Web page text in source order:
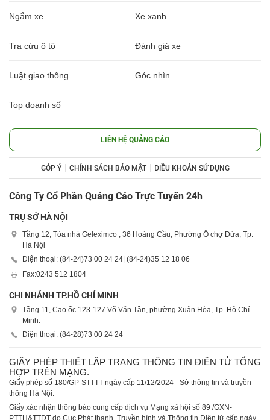
Ngắm xe Xe xanh
Tra cứu ô tô Đánh giá xe
Luật giao thông Góc nhìn
Top doanh số
LIÊN HỆ QUẢNG CÁO
GÓP Ý CHÍNH SÁCH BẢO MẬT ĐIỀU KHOẢN SỬ DỤNG
Công Ty Cổ Phần Quảng Cáo Trực Tuyến 24h
TRỤ SỞ HÀ NỘI
Tầng 12, Tòa nhà Geleximco , 36 Hoàng Cầu, Phường Ô chợ Dừa, Tp.
Hà Nội
Điện thoại: (84-24)73 00 24 24 | (84-24)35 12 18 06
Fax:0243 512 1804
CHI NHÁNH TP.HỒ CHÍ MINH
Tầng 11, Cao ốc 123-127 Võ Văn Tần, phường Xuân Hòa, Tp. Hồ Chí
Minh.
Điện thoại: (84-28)73 00 24 24
GIẤY PHÉP THIẾT LẬP TRANG THÔNG TIN ĐIỆN TỬ TỔNG
HỢP TRÊN MẠNG.
Giấy phép số 180/GP-STTTT ngày cấp 11/12/2024 - Sở thông tin và truyền
thông Hà Nội.
Giấy xác nhận thông báo cung cấp dịch vụ Mạng xã hội số 89 /GXN-
PTTH&TTĐT do Cục Phát thanh, Truyền hình và Thông tin Điện tử cấp ngày